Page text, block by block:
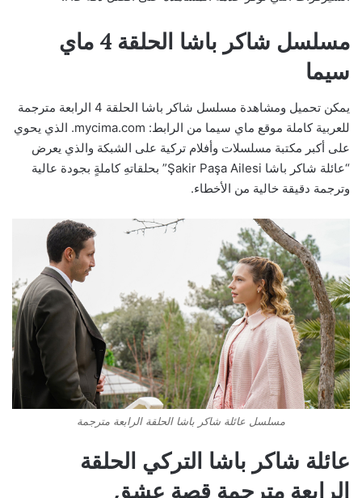
مسلسل شاكر باشا الحلقة 4 ماي
سيما
يمكن تحميل ومشاهدة مسلسل شاكر باشا الحلقة 4 الرابعة مترجمة
للعربية كاملة موقع ماي سيما من الرابط: mycima.com. الذي يحوي
على أكبر مكتبة مسلسلات وأفلام تركية على الشبكة والذي يعرض
“عائلة شاكر باشا Şakir Paşa Ailesi” بحلقاتهِ كاملةٍ بجودة عالية
وترجمة دقيقة خالية من الأخطاء.
مسلسل عائلة شاكر باشا الحلقة الرابعة مترجمة
عائلة شاكر باشا التركي الحلقة
الرابعة مترجمة قصة عشق